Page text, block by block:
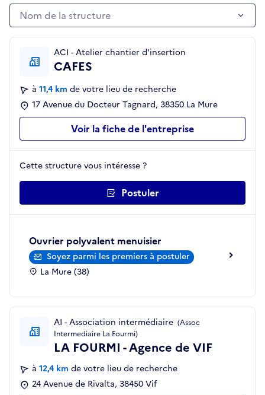
Nom de la structure
Nom de la structure
ACI - Atelier chantier d'insertion
CAFES
à 11,4 km de votre lieu de recherche
17 Avenue du Docteur Tagnard, 38350 La Mure
Voir la fiche de l'entreprise
Cette structure vous intéresse ?
Postuler
Ouvrier polyvalent menuisier
Soyez parmi les premiers à postuler
La Mure (38)
AI - Association intermédiaire (Assoc
Intermediaire La Fourmi)
LA FOURMI - Agence de VIF
à 12,4 km de votre lieu de recherche
24 Avenue de Rivalta, 38450 Vif